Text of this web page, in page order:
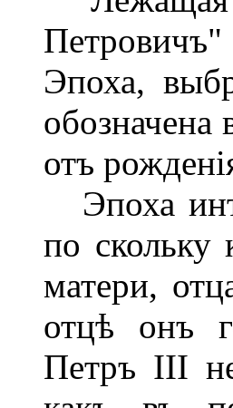
Эпоха,
обозначена
отъ
Эпоха
по скольку
матери,
отцѣ онъ
Петръ III